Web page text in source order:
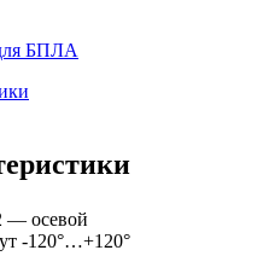
БПЛА
— осевой
-120°…+120°